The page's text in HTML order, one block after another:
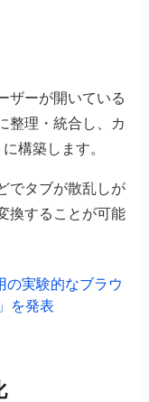
ザーが開いている
整理・統合し、カ
構築します。
でタブが散乱しが
換することが可能
の実験的なブラウ
を発表